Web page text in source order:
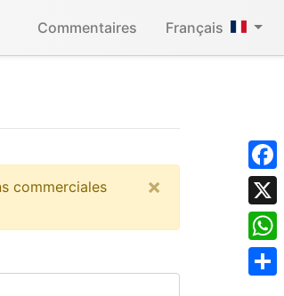
Commentaires Français
X
commerciales
×